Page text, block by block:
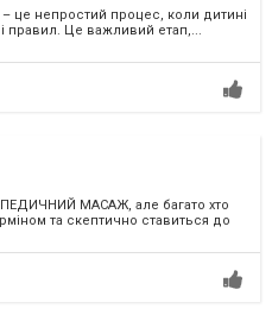
– це непростий процес, коли дитині
правил. Це важливий етап,...
МАСАЖ, але багато хто
та скептично ставиться до